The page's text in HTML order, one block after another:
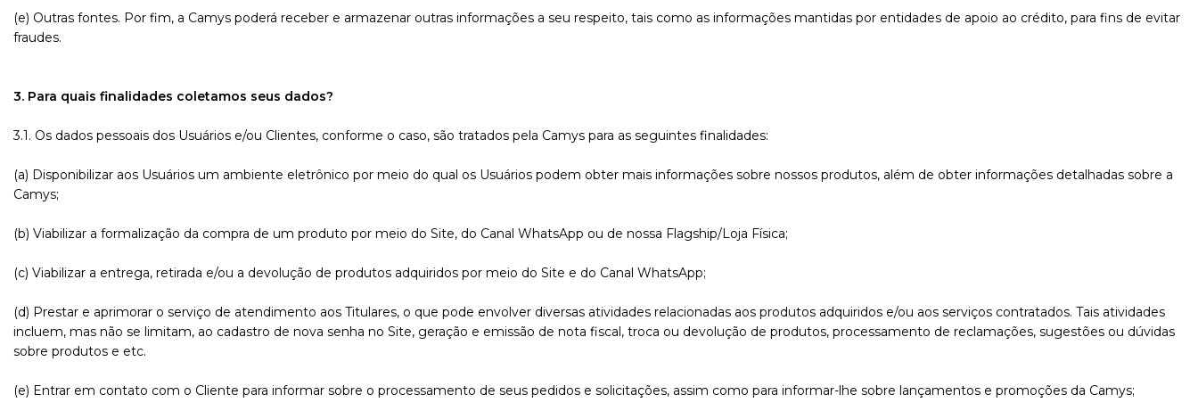
(e) Outras fontes. Por fim, a Camys poderá receber e armazenar outras informações a seu respeito, tais como as informações mantidas por entidades de apoio ao crédito, para fins de evitar
fraudes.
3. Para quais finalidades coletamos seus dados?
3.1. Os dados pessoais dos Usuários e/ou Clientes, conforme o caso, são tratados pela Camys para as seguintes finalidades:
(a) Disponibilizar aos Usuários um ambiente eletrônico por meio do qual os Usuários podem obter mais informações sobre nossos produtos, além de obter informações detalhadas sobre a
Camys;
(b) Viabilizar a formalização da compra de um produto por meio do Site, do Canal WhatsApp ou de nossa Flagship/Loja Física;
(c) Viabilizar a entrega, retirada e/ou a devolução de produtos adquiridos por meio do Site e do Canal WhatsApp;
(d) Prestar e aprimorar o serviço de atendimento aos Titulares, o que pode envolver diversas atividades relacionadas aos produtos adquiridos e/ou aos serviços contratados. Tais atividades
incluem, mas não se limitam, ao cadastro de nova senha no Site, geração e emissão de nota fiscal, troca ou devolução de produtos, processamento de reclamações, sugestões ou dúvidas
sobre produtos e etc.
(e) Entrar em contato com o Cliente para informar sobre o processamento de seus pedidos e solicitações, assim como para informar-lhe sobre lançamentos e promoções da Camys;